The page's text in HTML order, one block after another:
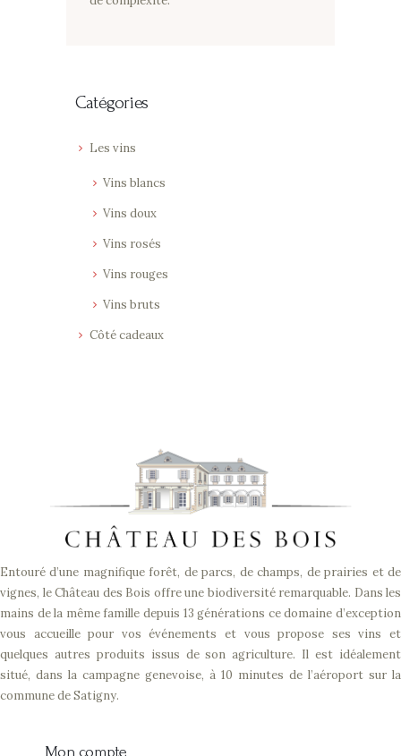
Catégories
Les vins
Vins blancs
Vins doux
Vins rosés
Vins rouges
Vins bruts
Côté cadeaux
Entouré d’une magnifique forêt, de parcs, de champs, de prairies et de
vignes, le Château des Bois offre une biodiversité remarquable. Dans les
mains de la même famille depuis 13 générations ce domaine d’exception
vous accueille pour vos événements et vous propose ses vins et
quelques autres produits issus de son agriculture. Il est idéalement
situé, dans la campagne genevoise, à 10 minutes de l’aéroport sur la
commune de Satigny.